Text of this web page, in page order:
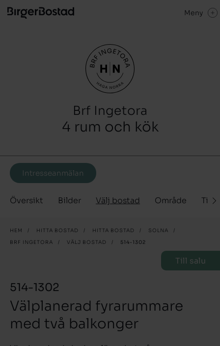
Meny
Brf Ingetora
4 rum och kök
Intresseanmälan
Översikt Bilder Välj bostad Område
HEM / HITTA BOSTAD / HITTA BOSTAD / SOLNA
/
BRF INGETORA
/ VÄLJ BOSTAD / 514-1302
Till salu
514-1302
Välplanerad fyrarummare
med två balkonger